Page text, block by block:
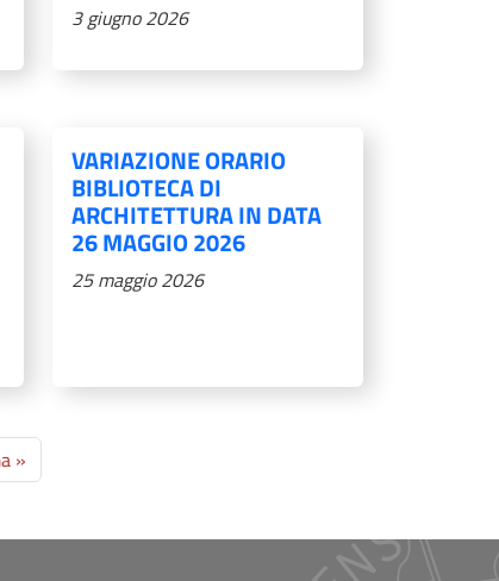
3 giugno 2026
VARIAZIONE ORARIO
BIBLIOTECA DI
ARCHITETTURA IN DATA
26 MAGGIO 2026
25 maggio 2026
»Ultima pagina